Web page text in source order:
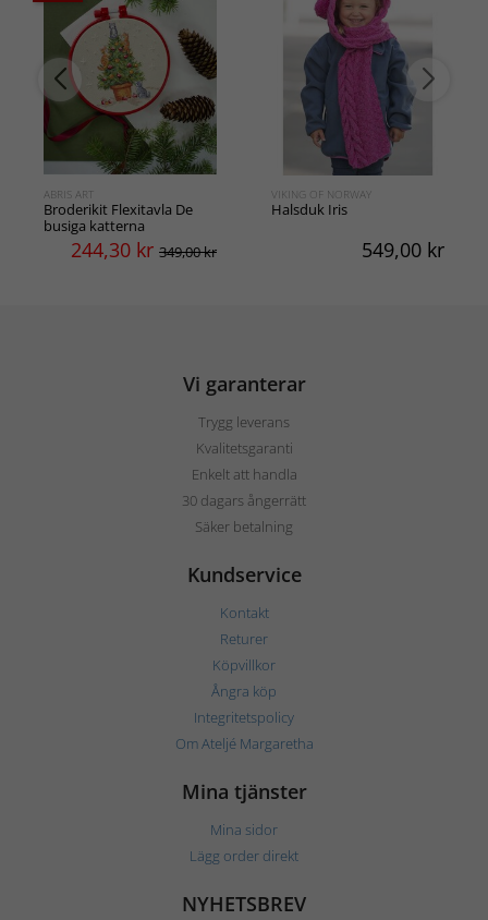
ABRIS ART
Broderikit Flexitavla De
busiga katterna
244,30 kr 349,00 kr
VIKING OF NORWAY
Halsduk Iris
549,00 kr
Vi garanterar
Trygg leverans
Kvalitetsgaranti
Enkelt att handla
30 dagars ångerrätt
Säker betalning
Kundservice
Kontakt
Returer
Köpvillkor
Ångra köp
Integritetspolicy
Om Ateljé Margaretha
Mina tjänster
Mina sidor
Lägg order direkt
NYHETSBREV